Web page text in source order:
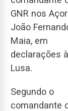
GNR nos
João
Maia, em
declarações à
Lusa.
Segundo o
comandante